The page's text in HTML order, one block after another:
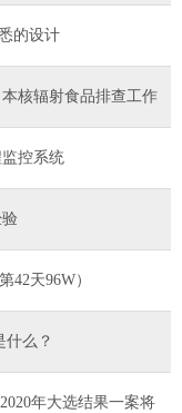
的设计
核辐射食品排查工作
控系统
42天96W）
什么？
年大选结果一案将